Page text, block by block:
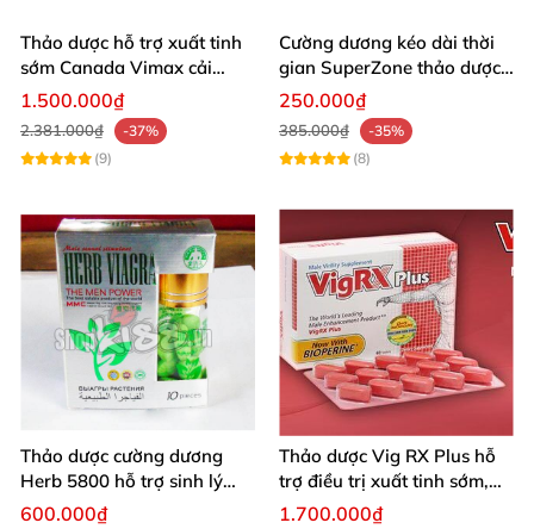
Thảo dược hỗ trợ xuất tinh
sớm Canada Vimax cải
thiện sinh lý nam
1.500.000₫
2.381.000₫
-37%
(9)
Cường dương kéo dài thời
gian SuperZone thảo dược
tăng sức bền
250.000₫
385.000₫
-35%
(8)
Thảo dược cường dương
Herb 5800 hỗ trợ sinh lý
nam mạnh mẽ kéo dài
600.000₫
Thảo dược Vig RX Plus hỗ
trợ điều trị xuất tinh sớm,
tăng cường sinh lý nam
1.700.000₫